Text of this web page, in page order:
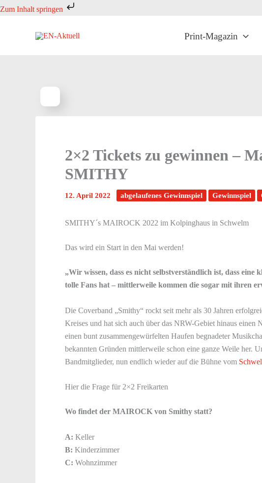
Zum Inhalt springen
Zum
Print-Magazin
2×2 Tickets zu gewinnen –
SMITHY
12. April 2022 abgelaufenes Gewinnspiel Gewinnspiel
SMITHY´s MAIROCK 2022 im Kolpinghaus in Schwelm
Das wird ein Start in den Mai werden!
„Wir wissen, dass es nicht selbstverständlich ist, dass
tolle Fans hat – mittlerweile kommen die sogar mit ihren
Die Coverband „Smithy“ rockt seit mehr als 30 Jahren
Kreises und hat sich auch über das NRW-Gebiet hinaus einen
einen bunt zusammengewürfelten Haufen begnadeter
bekannten Gründen mittlerweile schon eine ganze Weile her.
Bandmitglieder, nun endlich wieder auf die Bühne vom
Hier die Frage für 2×2 Freikarten
Wo findet der MAIROCK von Smithy statt?
A: Keller
B: Kinderzimmer
C: Wohnzimmer